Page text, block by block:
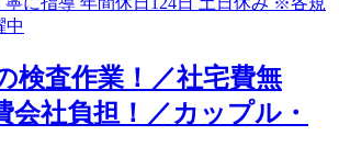
検査作業！／社宅費無
会社負担！／カップル・